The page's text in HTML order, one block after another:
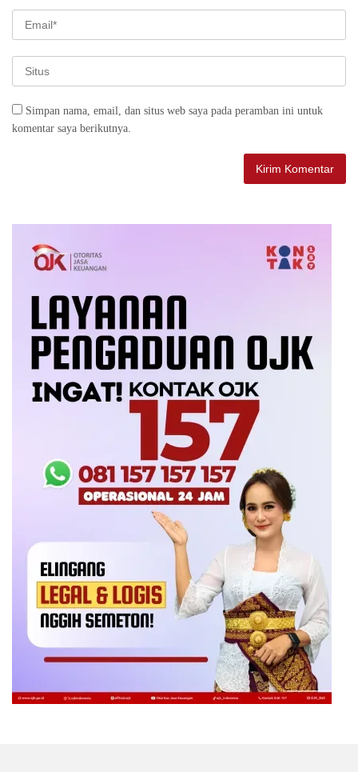
Simpan nama, email, dan situs web saya pada peramban ini untuk
komentar saya berikutnya.